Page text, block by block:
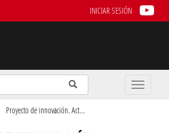
INICIAR SESIÓN
Enviar
Buscar
Toggle
Proyecto de innovación. Act...